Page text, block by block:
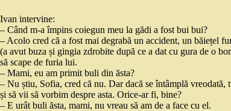
Ivan intervine:
– Când m-a împins coiegun meu la gădi a fost bui bui?
– Acolo cred că a fost mai degrabă un accident, un băiețel
(a avut buza și gingia zdrobite după ce a dat cu gura de o
să scape de furia lui.
– Mami, eu am primit buli din ăsta?
– Nu știu, Sofia, cred că nu. Dar dacă se întâmplă
și să vii să vorbim despre asta. Orice-ar fi, bine?
– E urât buli ăsta, mami, nu vreau să am de a face cu el.